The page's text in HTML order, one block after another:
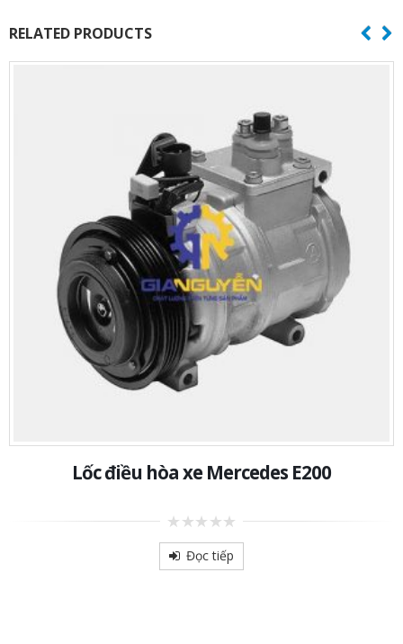
RELATED PRODUCTS
Lốc điều hòa xe Mercedes E200
0
out Đọc tiếp